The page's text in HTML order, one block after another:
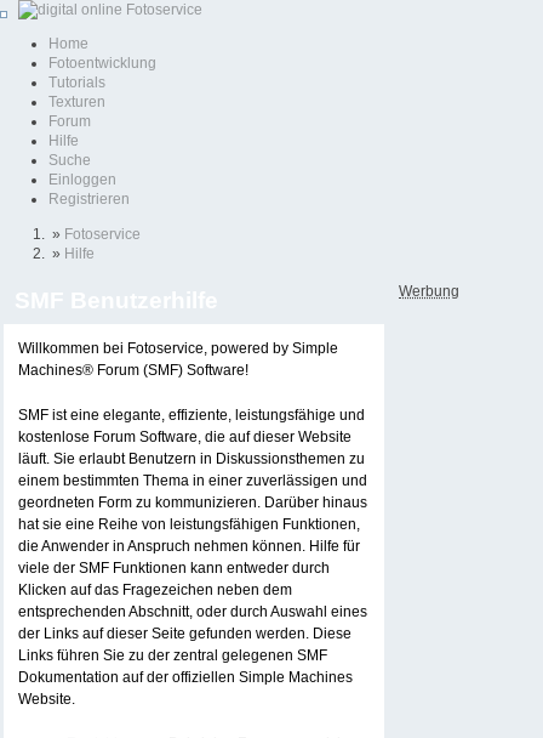
Home
Fotoentwicklung
Tutorials
Texturen
Forum
Hilfe
Suche
Einloggen
Registrieren
» Fotoservice
» Hilfe
Willkommen bei Fotoservice, powered by Simple
Machines® Forum (SMF) Software!
SMF ist eine elegante, effiziente, leistungsfähige und
kostenlose Forum Software, die auf dieser Website
läuft. Sie erlaubt Benutzern in Diskussionsthemen zu
einem bestimmten Thema in einer zuverlässigen und
geordneten Form zu kommunizieren. Darüber hinaus
hat sie eine Reihe von leistungsfähigen Funktionen,
die Anwender in Anspruch nehmen können. Hilfe für
viele der SMF Funktionen kann entweder durch
Klicken auf das Fragezeichen neben dem
entsprechenden Abschnitt, oder durch Auswahl eines
der Links auf dieser Seite gefunden werden. Diese
Links führen Sie zu der zentral gelegenen SMF
Dokumentation auf der offiziellen Simple Machines
Website.
Werbung